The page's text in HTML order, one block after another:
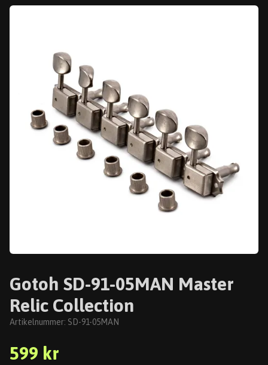
Gotoh SD-91-05MAN Master
Relic Collection
Artikelnummer: SD-91-05MAN
599 kr